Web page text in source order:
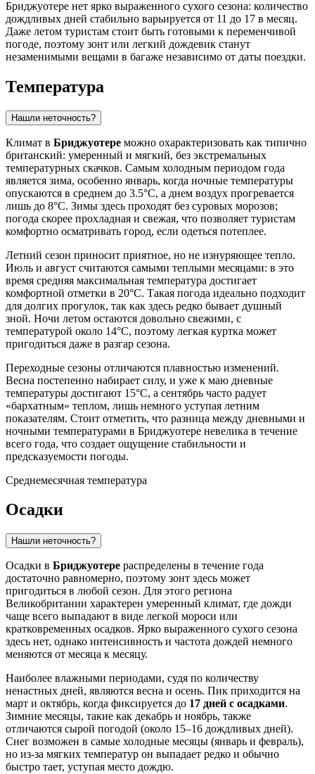
Бриджуотере нет ярко выраженного сухого сезона: количество
дождливых дней стабильно варьируется от 11 до 17 в месяц.
Даже летом туристам стоит быть готовыми к переменчивой
погоде, поэтому зонт или легкий дождевик станут
незаменимыми вещами в багаже независимо от даты поездки.
Температура
Нашли неточность?
Климат в Бриджуотере можно охарактеризовать как типично
британский: умеренный и мягкий, без экстремальных
температурных скачков. Самым холодным периодом года
является зима, особенно январь, когда ночные температуры
опускаются в среднем до 3.5°C, а днем воздух прогревается
лишь до 8°C. Зимы здесь проходят без суровых морозов;
погода скорее прохладная и свежая, что позволяет туристам
комфортно осматривать город, если одеться потеплее.
Летний сезон приносит приятное, но не изнуряющее тепло.
Июль и август считаются самыми теплыми месяцами: в это
время средняя максимальная температура достигает
комфортной отметки в 20°C. Такая погода идеально подходит
для долгих прогулок, так как здесь редко бывает душный
зной. Ночи летом остаются довольно свежими, с
температурой около 14°C, поэтому легкая куртка может
пригодиться даже в разгар сезона.
Переходные сезоны отличаются плавностью изменений.
Весна постепенно набирает силу, и уже к маю дневные
температуры достигают 15°C, а сентябрь часто радует
«бархатным» теплом, лишь немного уступая летним
показателям. Стоит отметить, что разница между дневными и
ночными температурами в Бриджуотере невелика в течение
всего года, что создает ощущение стабильности и
предсказуемости погоды.
Среднемесячная температура
Осадки
Нашли неточность?
Осадки в Бриджуотере распределены в течение года
достаточно равномерно, поэтому зонт здесь может
пригодиться в любой сезон. Для этого региона
Великобритании характерен умеренный климат, где дожди
чаще всего выпадают в виде легкой мороси или
кратковременных осадков. Ярко выраженного сухого сезона
здесь нет, однако интенсивность и частота дождей немного
меняются от месяца к месяцу.
Наиболее влажными периодами, судя по количеству
ненастных дней, являются весна и осень. Пик приходится на
март и октябрь, когда фиксируется до 17 дней с осадками.
Зимние месяцы, такие как декабрь и ноябрь, также
отличаются сырой погодой (около 15–16 дождливых дней).
Снег возможен в самые холодные месяцы (январь и февраль),
но из-за мягких температур он выпадает редко и обычно
быстро тает, уступая место дождю.